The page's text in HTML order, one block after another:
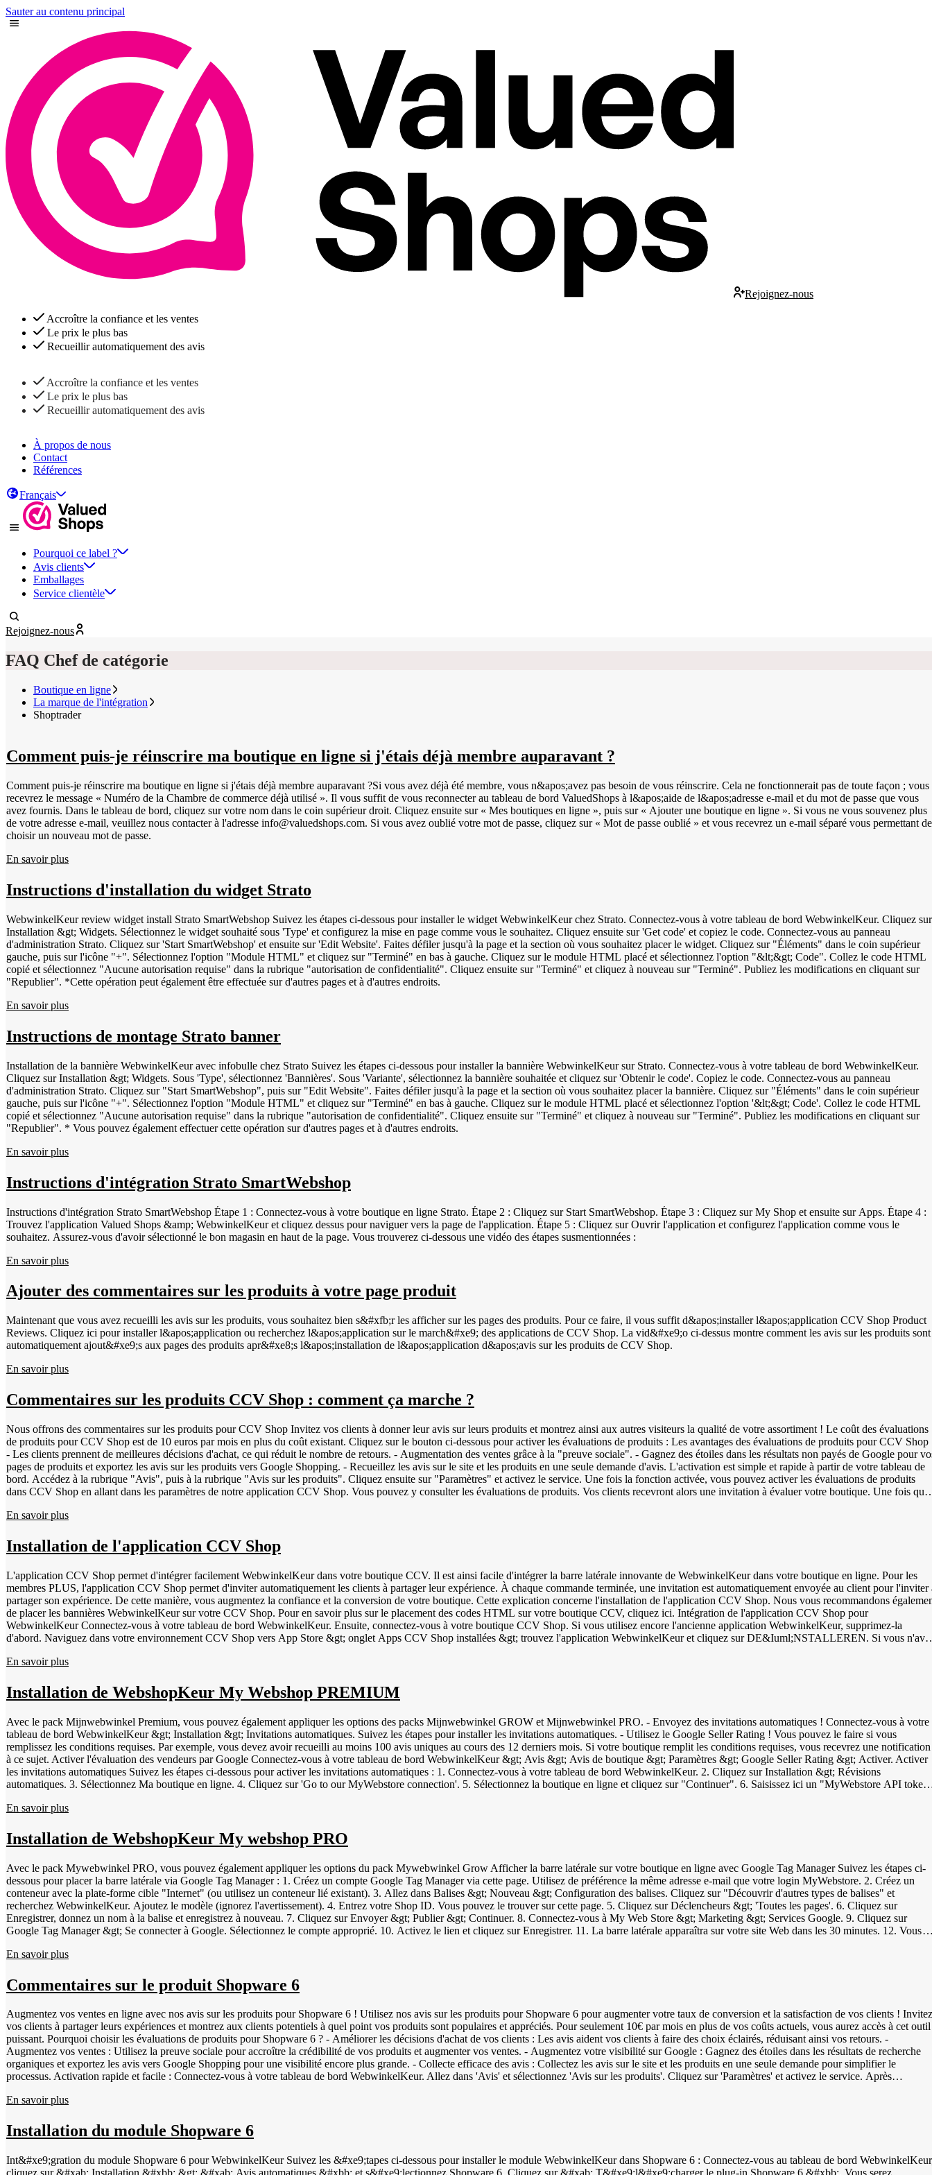
Sauter au contenu principal
Rejoignez-nous
Accroître la confiance et les ventes
Le prix le plus bas
Recueillir automatiquement des avis
Accroître la confiance et les ventes
Le prix le plus bas
Recueillir automatiquement des avis
À propos de nous
Contact
Références
Français
Pourquoi ce label ?
Avis clients
Emballages
Service clientèle
Rejoignez-nous
FAQ Chef de catégorie
Boutique en ligne
La marque de l'intégration
Shoptrader
Comment puis-je réinscrire ma boutique en ligne si j'étais déjà membre auparavant ?
Comment puis-je réinscrire ma boutique en ligne si j'étais déjà membre auparavant ?Si vous avez déjà été membre, vous n&apos;avez pas besoin de vous réinscrire. Cela ne fonctionnerait pas de toute façon ; vous
recevrez le message « Numéro de la Chambre de commerce déjà utilisé ». Il vous suffit de vous reconnecter au tableau de bord ValuedShops à l&apos;aide de l&apos;adresse e-mail et du mot de passe que vous
avez fournis. Dans le tableau de bord, cliquez sur votre nom dans le coin supérieur droit. Cliquez ensuite sur « Mes boutiques en ligne », puis sur « Ajouter une boutique en ligne ». Si vous ne vous souvenez plus
de votre adresse e-mail, veuillez nous contacter à l'adresse info@valuedshops.com. Si vous avez oublié votre mot de passe, cliquez sur « Mot de passe oublié » et vous recevrez un e-mail séparé vous permettant de
choisir un nouveau mot de passe.
En savoir plus
Instructions d'installation du widget Strato
WebwinkelKeur review widget install Strato SmartWebshop Suivez les étapes ci-dessous pour installer le widget WebwinkelKeur chez Strato. Connectez-vous à votre tableau de bord WebwinkelKeur. Cliquez sur
Installation &gt; Widgets. Sélectionnez le widget souhaité sous 'Type' et configurez la mise en page comme vous le souhaitez. Cliquez ensuite sur 'Get code' et copiez le code. Connectez-vous au panneau
d'administration Strato. Cliquez sur 'Start SmartWebshop' et ensuite sur 'Edit Website'. Faites défiler jusqu'à la page et la section où vous souhaitez placer le widget. Cliquez sur "Éléments" dans le coin supérieur
gauche, puis sur l'icône "+". Sélectionnez l'option "Module HTML" et cliquez sur "Terminé" en bas à gauche. Cliquez sur le module HTML placé et sélectionnez l'option "&lt;&gt; Code". Collez le code HTML
copié et sélectionnez "Aucune autorisation requise" dans la rubrique "autorisation de confidentialité". Cliquez ensuite sur "Terminé" et cliquez à nouveau sur "Terminé". Publiez les modifications en cliquant sur
"Republier". *Cette opération peut également être effectuée sur d'autres pages et à d'autres endroits.
En savoir plus
Instructions de montage Strato banner
Installation de la bannière WebwinkelKeur avec infobulle chez Strato Suivez les étapes ci-dessous pour installer la bannière WebwinkelKeur sur Strato. Connectez-vous à votre tableau de bord WebwinkelKeur.
Cliquez sur Installation &gt; Widgets. Sous 'Type', sélectionnez 'Bannières'. Sous 'Variante', sélectionnez la bannière souhaitée et cliquez sur 'Obtenir le code'. Copiez le code. Connectez-vous au panneau
d'administration Strato. Cliquez sur "Start SmartWebshop", puis sur "Edit Website". Faites défiler jusqu'à la page et la section où vous souhaitez placer la bannière. Cliquez sur "Éléments" dans le coin supérieur
gauche, puis sur l'icône "+". Sélectionnez l'option "Module HTML" et cliquez sur "Terminé" en bas à gauche. Cliquez sur le module HTML placé et sélectionnez l'option '&lt;&gt; Code'. Collez le code HTML
copié et sélectionnez "Aucune autorisation requise" dans la rubrique "autorisation de confidentialité". Cliquez ensuite sur "Terminé" et cliquez à nouveau sur "Terminé". Publiez les modifications en cliquant sur
"Republier". * Vous pouvez également effectuer cette opération sur d'autres pages et à d'autres endroits.
En savoir plus
Instructions d'intégration Strato SmartWebshop
Instructions d'intégration Strato SmartWebshop Étape 1 : Connectez-vous à votre boutique en ligne Strato. Étape 2 : Cliquez sur Start SmartWebshop. Étape 3 : Cliquez sur My Shop et ensuite sur Apps. Étape 4 :
Trouvez l'application Valued Shops &amp; WebwinkelKeur et cliquez dessus pour naviguer vers la page de l'application. Étape 5 : Cliquez sur Ouvrir l'application et configurez l'application comme vous le
souhaitez. Assurez-vous d'avoir sélectionné le bon magasin en haut de la page. Vous trouverez ci-dessous une vidéo des étapes susmentionnées :
En savoir plus
Ajouter des commentaires sur les produits à votre page produit
Maintenant que vous avez recueilli les avis sur les produits, vous souhaitez bien s&#xfb;r les afficher sur les pages des produits. Pour ce faire, il vous suffit d&apos;installer l&apos;application CCV Shop Product
Reviews. Cliquez ici pour installer l&apos;application ou recherchez l&apos;application sur le march&#xe9; des applications de CCV Shop. La vid&#xe9;o ci-dessus montre comment les avis sur les produits sont
automatiquement ajout&#xe9;s aux pages des produits apr&#xe8;s l&apos;installation de l&apos;application d&apos;avis sur les produits de CCV Shop.
En savoir plus
Commentaires sur les produits CCV Shop : comment ça marche ?
Nous offrons des commentaires sur les produits pour CCV Shop Invitez vos clients à donner leur avis sur leurs produits et montrez ainsi aux autres visiteurs la qualité de votre assortiment ! Le coût des évaluations
de produits pour CCV Shop est de 10 euros par mois en plus du coût existant. Cliquez sur le bouton ci-dessous pour activer les évaluations de produits : Les avantages des évaluations de produits pour CCV Shop :
- Les clients prennent de meilleures décisions d'achat, ce qui réduit le nombre de retours. - Augmentation des ventes grâce à la "preuve sociale". - Gagnez des étoiles dans les résultats non payés de Google pour
pages de produits et exportez les avis sur les produits vers Google Shopping. - Recueillez les avis sur le site et les produits en une seule demande d'avis. L'activation est simple et rapide à partir de votre tableau de
bord. Accédez à la rubrique "Avis", puis à la rubrique "Avis sur les produits". Cliquez ensuite sur "Paramètres" et activez le service. Une fois la fonction activée, vous pouvez activer les évaluations de produits
dans CCV Shop en allant dans les paramètres de notre application CCV Shop. Vous pouvez y consulter les évaluations de produits. Vos clients recevront alors une invitation à évaluer votre boutique. Une fois
produit, connectez-vous à votre WWK Dashboard &gt; Invitations. Les invitations envoyées avec l'option de laisser un avis sur un produit sont reconnaissables à l'icône d'un panier d'achat gris. Ajoutez des codes
que Google peuvent facilement trouver les produits. Il existe différents types de codes GTIN : - EAN | European Article Numbering | Code à barres à 8 ou 13 chiffres - JAN | Japanese Article Numbering | Code à
barres à 8 ou 13 chiffres - UPC | Code universel des produits | Code à barres à 12 chiffres - ISBN | Numérotation internationale normalisée du livre | Numéro à 13 chiffres - IFT-14 | Interleaved Two of Five |
Métadonnées. Cliquez sur le bouton ci-dessous pour activer les évaluations de produits :
En savoir plus
Installation de l'application CCV Shop
L'application CCV Shop permet d'intégrer facilement WebwinkelKeur dans votre boutique CCV. Il est ainsi facile d'intégrer la barre latérale innovante de WebwinkelKeur dans votre boutique en ligne. Pour les
membres PLUS, l'application CCV Shop permet d'inviter automatiquement les clients à partager leur expérience. À chaque commande terminée, une invitation est automatiquement envoyée au client pour l'inviter
partager son expérience. De cette manière, vous augmentez la confiance et la conversion de votre boutique. Cette explication concerne l'installation de l'application CCV Shop. Nous vous recommandons
de placer les bannières WebwinkelKeur sur votre CCV Shop. Pour en savoir plus sur le placement des codes HTML sur votre boutique CCV, cliquez ici. Intégration de l'application CCV Shop pour
WebwinkelKeur Connectez-vous à votre tableau de bord WebwinkelKeur. Ensuite, connectez-vous à votre boutique CCV Shop. Si vous utilisez encore l'ancienne application WebwinkelKeur, supprimez-la
d'abord. Naviguez dans votre environnement CCV Shop vers App Store &gt; onglet Apps CCV Shop installées &gt; trouvez l'application WebwinkelKeur et cliquez sur DE&Iuml;NSTALLEREN. Si vous
l'application selon vos préférences. Vous pouvez notamment déterminer si les clients reçoivent à nouveau une invitation lorsqu'ils passent une deuxième commande et si les invitations sont envoyées après la
n'y a pas de conflits avec d'autres codes (JavaScript) dans votre boutique en ligne. Passez une commande test et vérifiez que tout fonctionne correctement. Vérifiez dans votre tableau de bord WebwinkelKeur sous
"Revues &gt; Invitations" si les invitations sont envoyées correctement. Facultatif : vous pouvez également placer le widget ou la bannière WebwinkelKeur. Pour ce faire, suivez les étapes suivantes.
En savoir plus
Installation de WebshopKeur My Webshop PREMIUM
Avec le pack Mijnwebwinkel Premium, vous pouvez également appliquer les options des packs Mijnwebwinkel GROW et Mijnwebwinkel PRO. - Envoyez des invitations automatiques ! Connectez-vous à votre
tableau de bord WebwinkelKeur &gt; Installation &gt; Invitations automatiques. Suivez les étapes pour installer les invitations automatiques. - Utilisez le Google Seller Rating ! Vous pouvez le faire si vous
remplissez les conditions requises. Par exemple, vous devez avoir recueilli au moins 100 avis uniques au cours des 12 derniers mois. Si votre boutique remplit les conditions requises, vous recevrez une notification
à ce sujet. Activer l'évaluation des vendeurs par Google Connectez-vous à votre tableau de bord WebwinkelKeur &gt; Avis &gt; Avis de boutique &gt; Paramètres &gt; Google Seller Rating &gt; Activer. Activer
les invitations automatiques Suivez les étapes ci-dessous pour activer les invitations automatiques : 1. Connectez-vous à votre tableau de bord WebwinkelKeur. 2. Cliquez sur Installation &gt; Révisions
automatiques. 3. Sélectionnez Ma boutique en ligne. 4. Cliquez sur 'Go to our MyWebstore connection'. 5. Sélectionnez la boutique en ligne et cliquez sur "Continuer". 6. Saisissez ici un "MyWebstore API
Token". 11. Pour le partenaire, sélectionnez 'WebwinkelKeur' et cliquez sur Enregistrer. 12. Cliquez sur "Show token" et copiez le code. 13. Collez ce code dans votre tableau de bord WebwinkelKeur sous
En savoir plus
Installation de WebshopKeur My webshop PRO
Avec le pack Mywebwinkel PRO, vous pouvez également appliquer les options du pack Mywebwinkel Grow Afficher la barre latérale sur votre boutique en ligne avec Google Tag Manager Suivez les étapes ci-
dessous pour placer la barre latérale via Google Tag Manager : 1. Créez un compte Google Tag Manager via cette page. Utilisez de préférence la même adresse e-mail que votre login MyWebstore. 2. Créez un
conteneur avec la plate-forme cible "Internet" (ou utilisez un conteneur lié existant). 3. Allez dans Balises &gt; Nouveau &gt; Configuration des balises. Cliquez sur "Découvrir d'autres types de balises" et
recherchez WebwinkelKeur. Ajoutez le modèle (ignorez l'avertissement). 4. Entrez votre Shop ID. Vous pouvez le trouver sur cette page. 5. Cliquez sur Déclencheurs &gt; 'Toutes les pages'. 6. Cliquez sur
Enregistrer, donnez un nom à la balise et enregistrez à nouveau. 7. Cliquez sur Envoyer &gt; Publier &gt; Continuer. 8. Connectez-vous à My Web Store &gt; Marketing &gt; Services Google. 9. Cliquez sur
Google Tag Manager &gt; Se connecter à Google. Sélectionnez le compte approprié. 10. Activez le lien et cliquez sur Enregistrer. 11. La barre latérale apparaîtra sur votre site Web dans les 30 minutes. 12. Vous
barre latérale, vous pouvez également installer le widget : 1. Connectez-vous à votre tableau de bord WebwinkelKeur &gt; Installation &gt; Widgets. 2. Configurez la disposition du widget. 3. En bas, cliquez sur
BBCode en tant que texte et cliquez sur Appliquer. 7. Cliquez sur Enregistrer. Dans la vidéo ci-dessous, vous pouvez revoir les étapes : Votre navigateur ne prend pas en charge la balise vidéo. Installer le widget
WebwinkelKeur sans Google Tag Manager Nous recommandons de toujours utiliser Google Tag Manager. Vous ne voulez pas (encore) l'utiliser ? Alors il y a une alternative, mais elle a des capacités limitées et
WebwinkelKeur. 2. Naviguez vers Installation &gt; Bannières. 3. Sélectionnez la bannière souhaitée et changez le type en PNG. 4. Cliquez avec le bouton droit de la souris &gt; Enregistrer l'image sous... et
enregistrez. 5. Téléchargez l'image dans My Web Store &gt; Paramètres &gt; Design &gt; Images. 6. Naviguez ensuite vers Paramètres &gt; Conception &gt; Mise en page. 7. Faites glisser un élément Image à
l'emplacement souhaité. 8. Sélectionnez l'image et ajoutez l'URL du lien (qui se trouve dans le code de la bannière). 9. Cliquez sur Appliquer, puis sur Enregistrer. Dans la vidéo ci-dessous, vous pouvez voir les
étapes ci-dessus : Votre navigateur ne prend pas en charge la balise vidéo.
En savoir plus
Commentaires sur le produit Shopware 6
Augmentez vos ventes en ligne avec nos avis sur les produits pour Shopware 6 ! Utilisez nos avis sur les produits pour Shopware 6 pour augmenter votre taux de conversion et la satisfaction de vos clients ! Invitez
vos clients à partager leurs expériences et montrez aux clients potentiels à quel point vos produits sont populaires et appréciés. Pour seulement 10€ par mois en plus de vos coûts actuels, vous aurez accès à cet outil
puissant. Pourquoi choisir les évaluations de produits pour Shopware 6 ? - Améliorer les décisions d'achat de vos clients : Les avis aident vos clients à faire des choix éclairés, réduisant ainsi vos retours. -
Augmentez vos ventes : Utilisez la preuve sociale pour accroître la crédibilité de vos produits et augmenter vos ventes. - Augmentez votre visibilité sur Google : Gagnez des étoiles dans les résultats de recherche
organiques et exportez les avis vers Google Shopping pour une visibilité encore plus grande. - Collecte efficace des avis : Collectez les avis sur le site et les produits en une seule demande pour simplifier le
processus. Activation rapide et facile : Connectez-vous à votre tableau de bord WebwinkelKeur. Allez dans 'Avis' et sélectionnez 'Avis sur les produits'. Cliquez sur 'Paramètres' et activez le service. Après
l'extension, puis sur "Configurer". Descendez jusqu'à "Invitations" et activez "Évaluations de produits". Vos clients recevront désormais des invitations à évaluer votre boutique en ligne. Après leur évaluation, ils
reconnaissables à l'icône grise du panier d'achat. Augmentez votre visibilité avec les codes GTIN : Utilisez le GTIN (Global Trade Item Number) pour différencier facilement vos produits et augmenter votre
visibilité dans les moteurs de recherche tels que Google. Ajoutez des codes GTIN uniques à chaque produit : - EAN (European Article Numbering) : Code-barres à 8 ou 13 chiffres - JAN (Japanese Article
Numéro à 13 chiffres - IFT-14 (Interleaved Two of Five) : Numéro à 14 chiffres Ajoutez simplement ces codes dans votre tableau de bord Shopware sous 'Catalogues' &gt; 'Produits' &gt; sélectionnez un produit
En savoir plus
Installation du module Shopware 6
Int&#xe9;gration du module Shopware 6 pour WebwinkelKeur Suivez les &#xe9;tapes ci-dessous pour installer le module WebwinkelKeur dans Shopware 6 : Connectez-vous au tableau de bord WebwinkelKeur,